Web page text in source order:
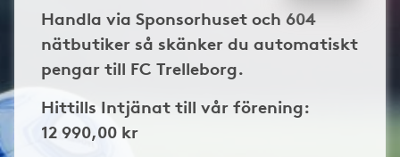
Handla via Sponsorhuset och 604
nätbutiker så skänker du automatiskt
pengar till FC Trelleborg.
Hittills Intjänat till vår förening:
12 990,00 kr